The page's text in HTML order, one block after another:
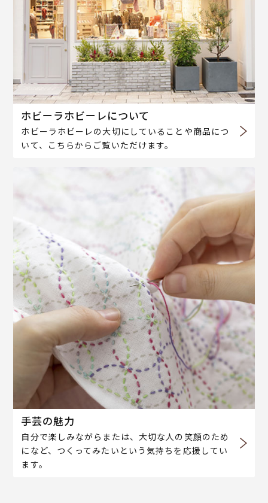
ホビーラホビーレについて
ホビーラホビーレの大切にしていることや商品につ
いて、こちらからご覧いただけます。
手芸の魅力
自分で楽しみながらまたは、大切な人の笑顔のため
になど、つくってみたいという気持ちを応援してい
ます。